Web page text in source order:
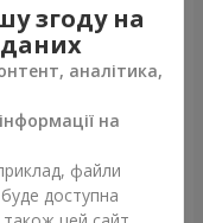
для двох!"
Замовити
згоду на
аналітика,
на
файли
доступна